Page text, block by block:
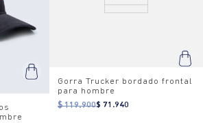
Gorra Trucker bordado frontal
para hombre
$ 119.900$ 71.940